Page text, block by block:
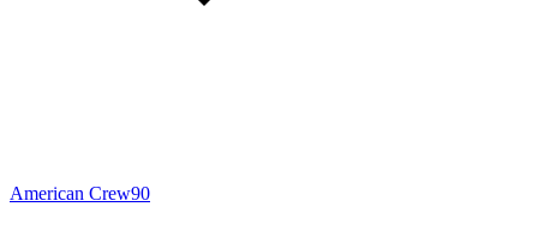
American Crew90